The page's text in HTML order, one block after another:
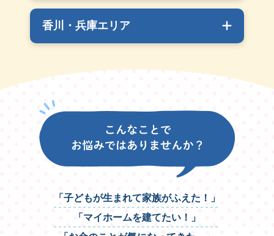
香川・兵庫エリア
「子どもが生まれて家族がふえた！」
「マイホームを建てたい！」